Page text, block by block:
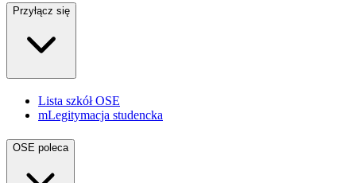
Przyłącz się
Lista szkół OSE
mLegitymacja studencka
OSE poleca